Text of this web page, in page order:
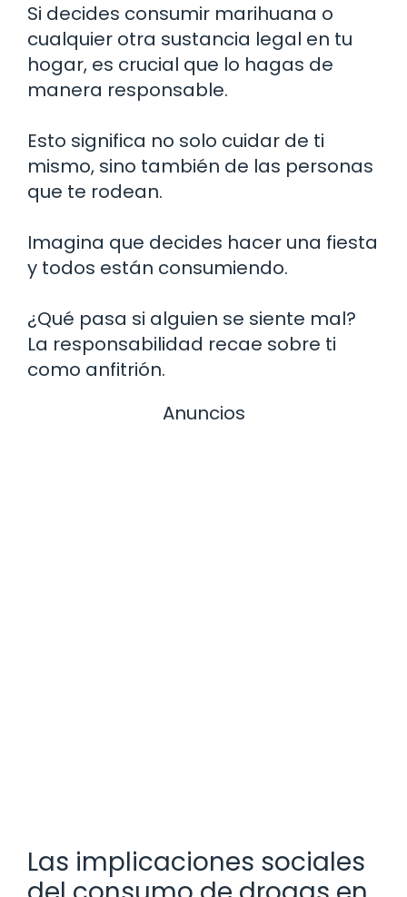
Si decides consumir marihuana o
cualquier otra sustancia legal en tu
hogar, es crucial que lo hagas de
manera responsable.
Esto significa no solo cuidar de ti
mismo, sino también de las personas
que te rodean.
Imagina que decides hacer una fiesta
y todos están consumiendo.
¿Qué pasa si alguien se siente mal?
La responsabilidad recae sobre ti
como anfitrión.
Anuncios
Las implicaciones sociales